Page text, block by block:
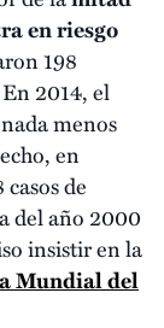
en riesgo
198
2014, el
menos
en
de
del año 2000
insistir en la
Mundial del